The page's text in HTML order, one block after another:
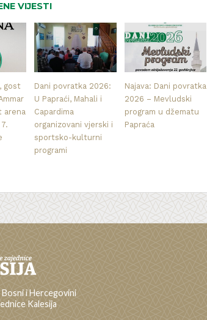
VIJESTI
gost
arena
Dani povratka 2026:
U Papraći, Mahali i
Capardima
organizovani vjerski i
sportsko-kulturni
programi
Najava: Dani povratka
2026 – Mevludski
program u džematu
Papraća
Bosni i Hercegovini
Kalesija